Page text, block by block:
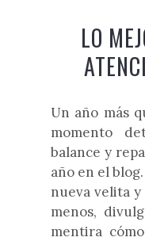
LO
Un año más
momento
balance y
año en el
nueva velita y
menos,
mentira